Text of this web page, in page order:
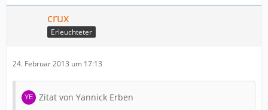
crux
Erleuchteter
24. Februar 2013 um 17:13
Zitat von Yannick Erben